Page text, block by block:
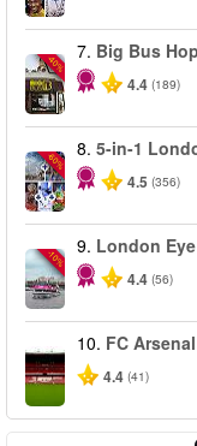
-40%
7. Big Bus
4.4 (189)
-60%
8. 5-in-1
4.5 (356)
-10%
9. London
4.4 (56)
10. FC
4.4 (41)